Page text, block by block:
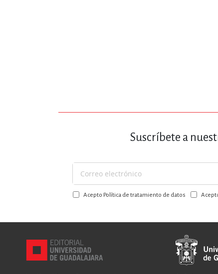
Suscríbete a
Suscríbase
a
nuestroAcepto Política de tratamiento de datos